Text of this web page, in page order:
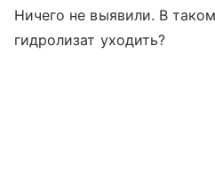
Ничего не выявили. В
гидролизат уходить?